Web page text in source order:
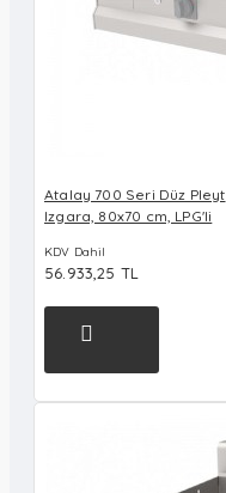
Atalay 700 Seri Düz Pleyt
Izgara, 80x70 cm, LPG'li
KDV Dahil
56.933,25 TL